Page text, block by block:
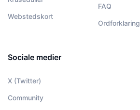
Webstedskort
FAQ
Ordforklaring
Sociale medier
X (Twitter)
Community